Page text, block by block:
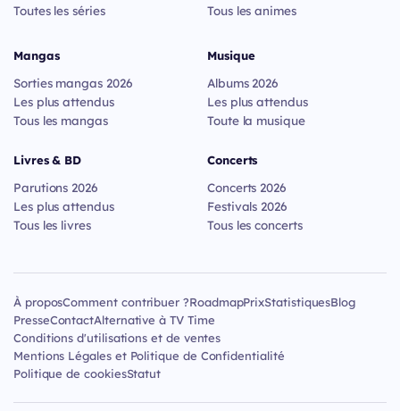
Toutes les séries
Tous les animes
Mangas
Sorties mangas 2026
Les plus attendus
Tous les mangas
Livres & BD
Parutions 2026
Les plus attendus
Tous les livres
Musique
Albums 2026
Les plus attendus
Toute la musique
Concerts
Concerts 2026
Festivals 2026
Tous les concerts
À proposComment contribuer ?RoadmapPrixStatistiquesBlog
PresseContactAlternative à TV Time
Conditions d'utilisations et de ventes
Mentions Légales et Politique de Confidentialité
Politique de cookiesStatut